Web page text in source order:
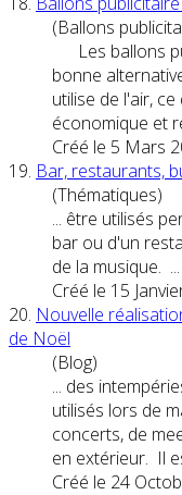
(Ballons
Les ballons
bonne
utilise de l'air,
économique et
Créé le 5 Mars
19. Bar, restaurants,
(Thématiques)
... être utilisés
bar ou d'un
de la musique. ...
Créé le 15
20. Nouvelle
de Noël
(Blog)
... des
utilisés lors de
concerts, de
en extérieur. Il
Créé le 24